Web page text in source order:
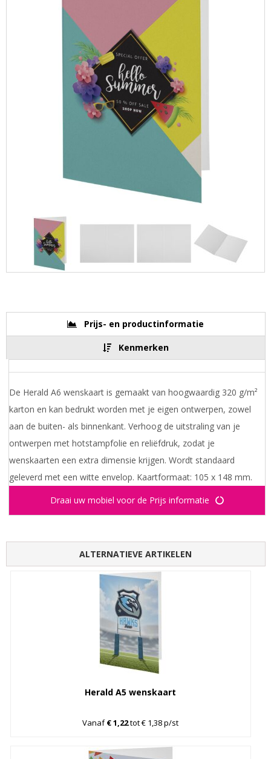
Prijs- en productinformatie
Kenmerken
De Herald A6 wenskaart is gemaakt van hoogwaardig 320 g/m²
karton en kan bedrukt worden met je eigen ontwerpen, zowel
aan de buiten- als binnenkant. Verhoog de uitstraling van je
ontwerpen met hotstampfolie en reliëfdruk, zodat je
wenskaarten een extra dimensie krijgen. Wordt standaard
geleverd met een witte envelop. Kaartformaat: 105 x 148 mm.
Draai uw mobiel voor de Prijs informatie
ALTERNATIEVE ARTIKELEN
Herald A5 wenskaart
Vanaf€ 1,22tot € 1,38 p/st